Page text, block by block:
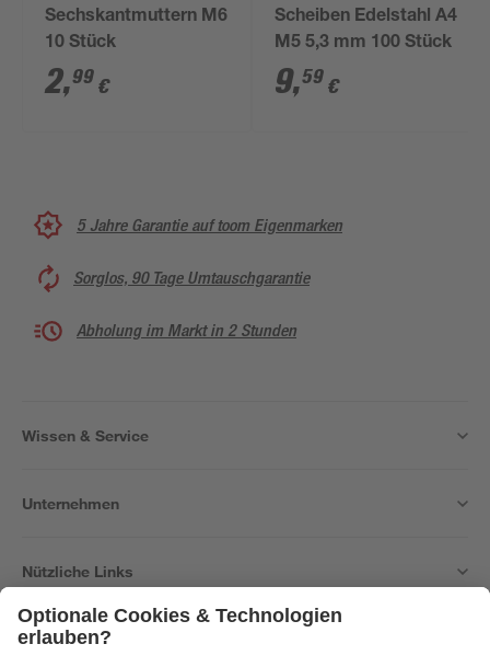
Sechskantmuttern M6
10 Stück
2,99 €
Scheiben Edelstahl A4
M5 5,3 mm 100 Stück
9,59 €
5 Jahre Garantie auf toom Eigenmarken
Sorglos, 90 Tage Umtauschgarantie
Abholung im Markt in 2 Stunden
Wissen & Service
Unternehmen
Nützliche Links